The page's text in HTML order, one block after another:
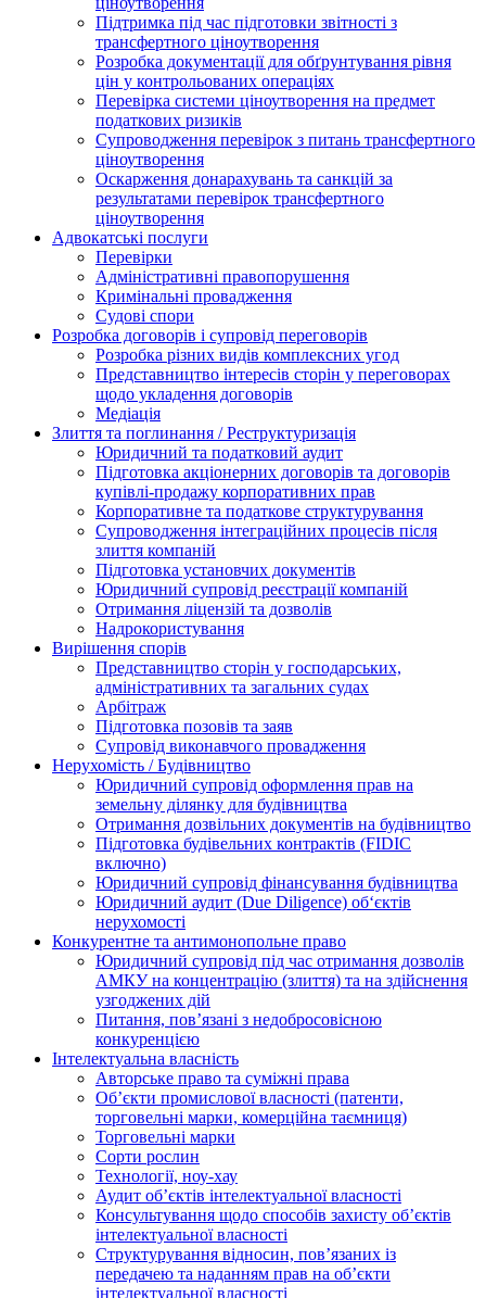
Підтримка під час підготовки звітності з
трансфертного ціноутворення
Розробка документації для обґрунтування рівня
цін у контрольованих операціях
Перевірка системи ціноутворення на предмет
податкових ризиків
Супроводження перевірок з питань трансфертного
ціноутворення
Оскарження донарахувань та санкцій за
результатами перевірок трансфертного
ціноутворення
Адвокатські послуги
Перевірки
Адміністративні правопорушення
Кримінальні провадження
Судові спори
Розробка договорів і супровід переговорів
Розробка різних видів комплексних угод
Представництво інтересів сторін у переговорах
щодо укладення договорів
Медіація
Злиття та поглинання / Реструктуризація
Юридичний та податковий аудит
Підготовка акціонерних договорів та договорів
купівлі-продажу корпоративних прав
Корпоративне та податкове структурування
Супроводження інтеграційних процесів після
злиття компаній
Підготовка установчих документів
Юридичний супровід реєстрації компаній
Отримання ліцензій та дозволів
Надрокористування
Вирішення спорів
Представництво сторін у господарських,
адміністративних та загальних судах
Арбітраж
Підготовка позовів та заяв
Супровід виконавчого провадження
Нерухомість / Будівництво
Юридичний супровід оформлення прав на
земельну ділянку для будівництва
Отримання дозвільних документів на будівництво
Підготовка будівельних контрактів (FIDIC
включно)
Юридичний супровід фінансування будівництва
Юридичний аудит (Due Diligence) об‘єктів
нерухомості
Конкурентне та антимонопольне право
Юридичний супровід під час отримання дозволів
АМКУ на концентрацію (злиття) та на здійснення
узгоджених дій
Питання, пов’язані з недобросовісною
конкуренцією
Інтелектуальна власність
Авторське право та суміжні права
Oб’єкти промислової власності (патенти,
торговельні марки, комерційна таємниця)
Торговельні марки
Сорти рослин
Технології, ноу-хау
Аудит об’єктів інтелектуальної власності
Консультування щодо способів захисту об’єктів
інтелектуальної власності
Структурування відносин, пов’язаних із
передачею та наданням прав на об’єкти
інтелектуальної власності